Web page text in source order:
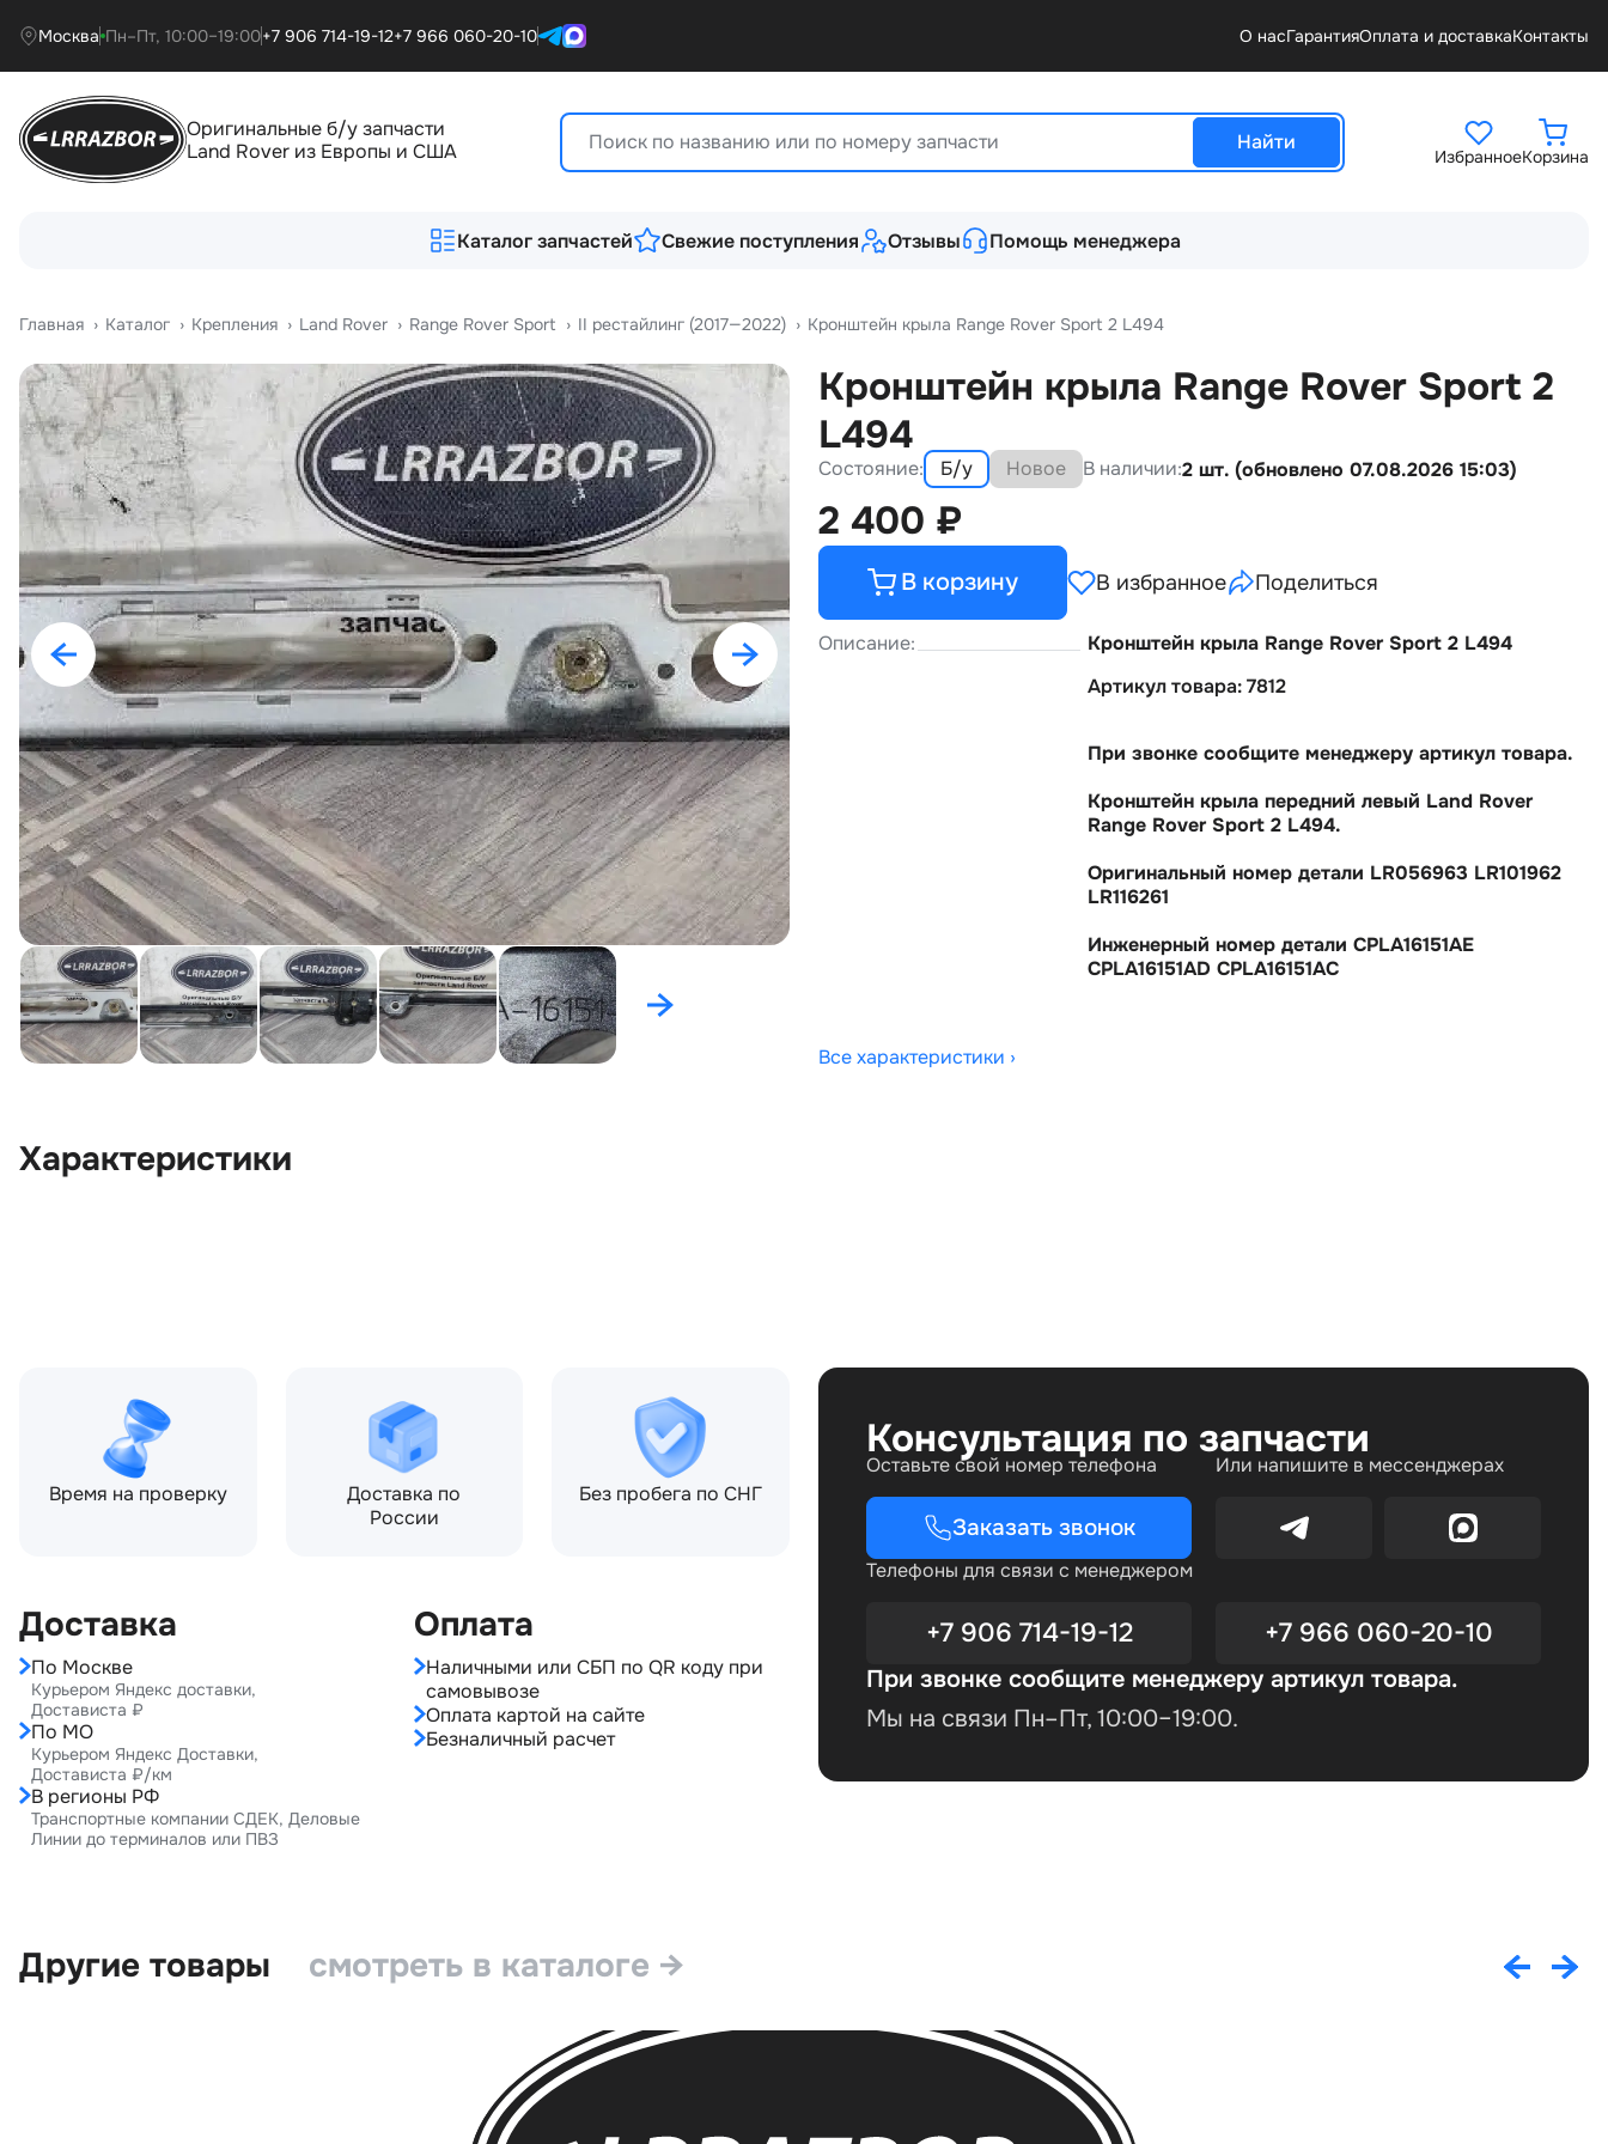
Москва Пн–Пт, 10:00–19:00+7 906 714-19-12+7 966 060-20-10 О насГарантияОплата и доставкаКонтакты
Оригинальные б/у запчасти
Land Rover из Европы и США
Найти
ИзбранноеКорзина
Каталог запчастей Свежие поступления Отзывы Помощь менеджера
Главная › Катало › Крепления › Land Rover › Range Rover Sport › II рестайлинг (2017—2022) › Кронштейн крыла Range Rover Sport 2 L494
Кронштейн крыла Range Rover Sport 2
L494
Состояние: Б/у Новое В наличии:2 шт. (обновлено 07.08.2026 15:03)
2 400 ₽
В корзину В избранное Поделиться
Описание:
Кронштейн крыла Range Rover Sport 2 L494
Артикул товара: 7812
При звонке сообщите менеджеру артикул товара.
Кронштейн крыла передний левый Land Rover
Range Rover Sport 2 L494.
Оригинальный номер детали LR056963 LR101962
LR116261
Инженерный номер детали CPLA16151AE
CPLA16151AD CPLA16151AC
Все характеристики ›
Характеристики
Время на проверку
Доставка по
России
Без пробега по СНГ
Доставка
По Москве
Курьером Яндекс доставки,
Достависта ₽
По МО
Курьером Яндекс Доставки,
Достависта ₽/км
В регионы РФ
Транспортные компании СДЕК, Деловые
Линии до терминалов или ПВЗ
Оплата
Наличными или СБП по QR коду при
самовывозе
Оплата картой на сайте
Безналичный расчет
Консультация по запчасти
Оставьте свой номер телефона
Заказать звонок
Или напишите в мессенджерах
Телефоны для связи с менеджером
+7 906 714-19-12 +7 966 060-20-10
При звонке сообщите менеджеру артикул товара.
Мы на связи Пн–Пт, 10:00–19:00.
Другие товары смотреть в каталоге →